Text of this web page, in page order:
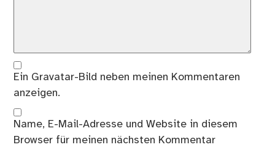
Ein Gravatar-Bild neben meinen Kommentaren
anzeigen.
Name, E-Mail-Adresse und Website in diesem
Browser für meinen nächsten Kommentar